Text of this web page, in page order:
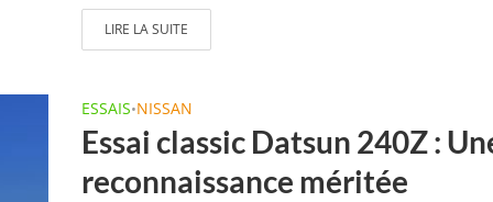
LIRE LA SUITE
ESSAIS•NISSAN
Essai classic Datsun 240Z :
reconnaissance méritée